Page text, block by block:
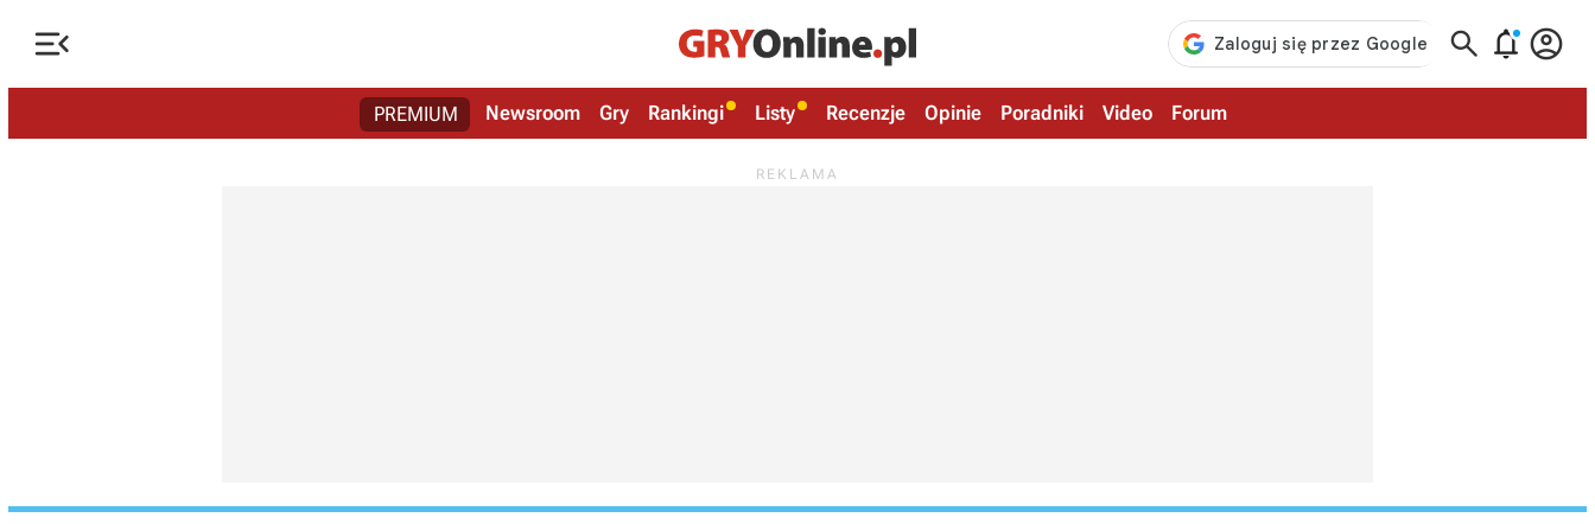
   
PREMIUM Newsroom Gry Rankingi Listy Recenzje Opinie Poradniki Video Forum